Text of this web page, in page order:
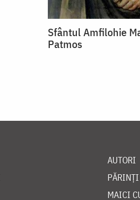
Sfântul Amfilohie
Patmos
AUTORI
MAICI